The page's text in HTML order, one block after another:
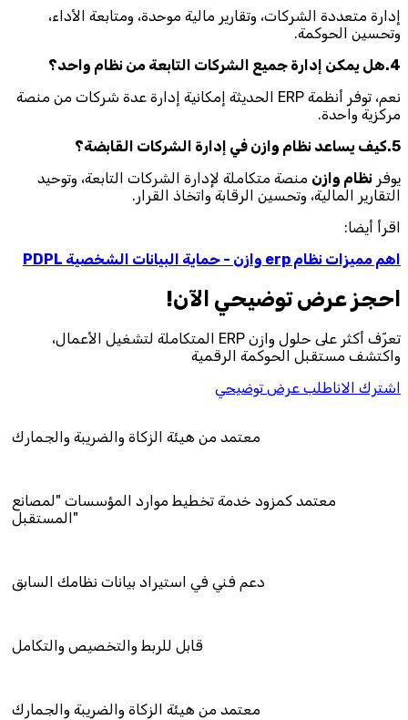
إدارة متعددة الشركات، وتقارير مالية موحدة، ومتابعة الأداء،
وتحسين الحوكمة.
4.هل يمكن إدارة جميع الشركات التابعة من نظام واحد؟
نعم، توفر أنظمة ERP الحديثة إمكانية إدارة عدة شركات من منصة
مركزية واحدة.
5.كيف يساعد نظام وازن في إدارة الشركات القابضة؟
يوفر نظام وازن منصة متكاملة لإدارة الشركات التابعة، وتوحيد
التقارير المالية، وتحسين الرقابة واتخاذ القرار.
اقرأ أيضا:
اهم مميزات نظام erp وازن - حماية البيانات الشخصية PDPL
احجز‎ عرض توضيحي الآن!
تعرّف أكثر على حلول وازن ERP المتكاملة لتشغيل الأعمال،
واكتشف مستقبل الحوكمة الرقمية
اشترك الاناطلب عرض توضيحي
معتمد من هيئة الزكاة والضريبة والجمارك
خدمة تخطيط موارد المؤسسات "لمصانع
دعم فني في استيراد بيانات نظامك السابق
قابل للربط والتخصيص والتكامل
معتمد من هيئة الزكاة والضريبة والجمارك